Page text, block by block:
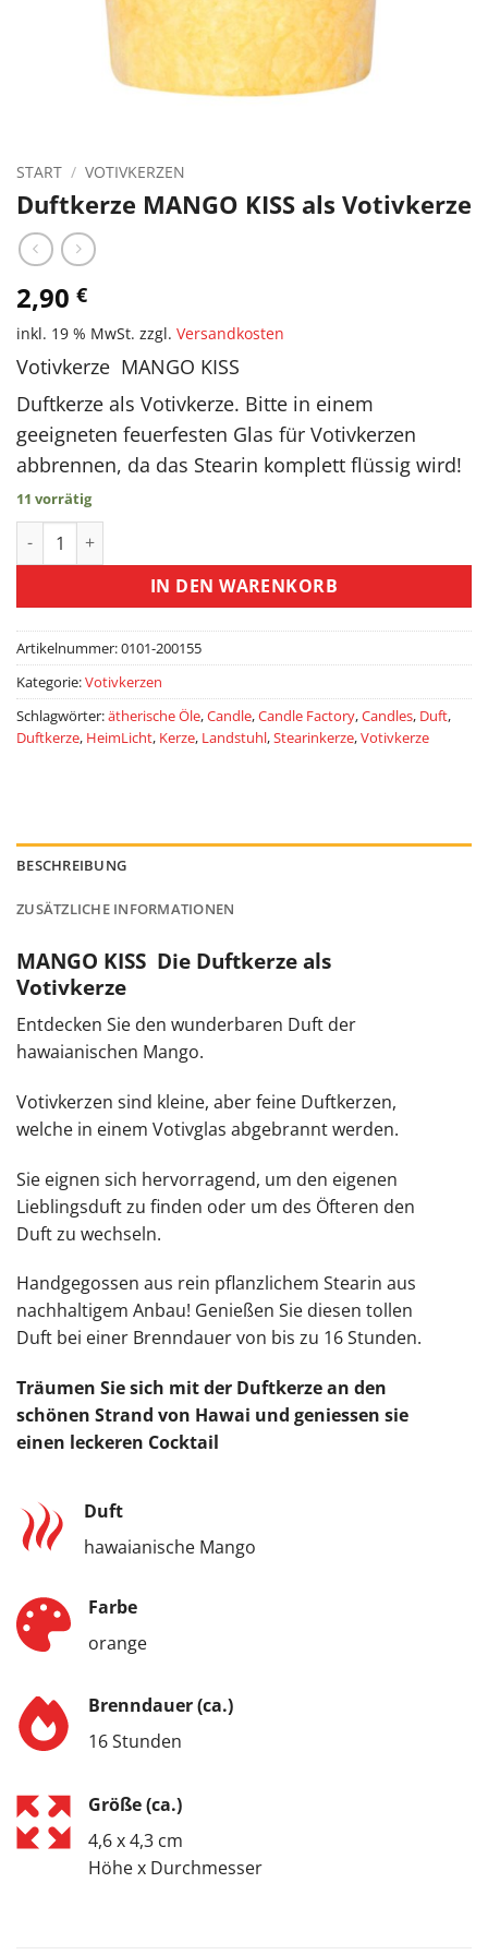
START / VOTIVKERZEN
Duftkerze MANGO KISS als Votivkerze
2,90 €
inkl. 19 % MwSt. zzgl. Versandkosten
Votivkerze MANGO KISS
Duftkerze als Votivkerze. Bitte in einem
geeigneten feuerfesten Glas für Votivkerzen
abbrennen, da das Stearin komplett flüssig wird!
11 vorrätig
Duftkerze MANGO KISS als Votivkerze Menge
IN DEN WARENKORB
Artikelnummer:0101-200155
Kategorie:Votivkerzen
Schlagwörter:ätherische Öle,Candle,Candle Factory,Candles, Duft,
Duftkerze, HeimLicht, Kerze, Landstuhl,Stearinkerze,Votivkerze
BESCHREIBUNG
ZUSÄTZLICHE INFORMATIONEN
MANGO KISS Die Duftkerze als
Votivkerze
Entdecken Sie den wunderbaren Duft der
hawaianischen Mango.
Votivkerzen sind kleine, aber feine Duftkerzen,
welche in einem Votivglas abgebrannt werden.
Sie eignen sich hervorragend, um den eigenen
Lieblingsduft zu finden oder um des Öfteren den
Duft zu wechseln.
Handgegossen aus rein pflanzlichem Stearin aus
nachhaltigem Anbau! Genießen Sie diesen tollen
Duft bei einer Brenndauer von bis zu 16 Stunden.
Träumen Sie sich mit der Duftkerze an den
schönen Strand von Hawai und geniessen sie
einen leckeren Cocktail
Duft
hawaianische Mango
Farbe
orange
Brenndauer (ca.)
16 Stunden
Größe (ca.)
4,6 x 4,3 cm
Höhe x Durchmesser